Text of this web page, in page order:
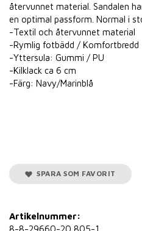
återvunnet material. Sandalen
en optimal passform. Normal i
-Textil och återvunnet material
-Rymlig fotbädd / Komfortbredd
-Yttersula: Gummi / PU
-Kilklack ca 6 cm
-Färg: Navy/Marinblå
SPARA SOM FAVORIT
Artikelnummer:
8-8-29660-20 805-1